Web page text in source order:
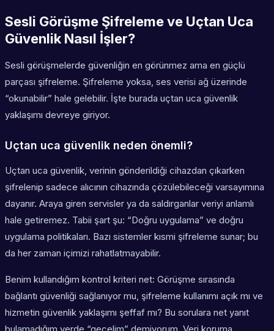
Sesli Görüşme Şifreleme ve Uçtan Uca
Güvenlik Nasıl İşler?
Sesli görüşmelerde güvenliğin en görünmez ama en güçlü
parçası şifreleme. Şifreleme yoksa, ses verisi ağ üzerinde
“okunabilir” hale gelebilir. İşte burada uçtan uca güvenlik
yaklaşımı devreye giriyor.
Uçtan uca güvenlik neden önemli?
Uçtan uca güvenlik, verinin gönderildiği cihazdan çıkarken
şifrelenip sadece alıcının cihazında çözülebileceği varsayımına
dayanır. Araya giren servisler ya da saldırganlar veriyi anlamlı
hale getiremez. Tabii şart şu: “Doğru uygulama” ve doğru
uygulama politikaları. Bazı sistemler kısmi şifreleme sunar; bu
da her zaman içimizi rahatlatmayabilir.
Benim kullandığım kontrol kriteri net: Görüşme sırasında
bağlantı güvenliği sağlanıyor mu, şifreleme kullanımı açık mı ve
hizmetin güvenlik yaklaşımı şeffaf mı? Bu sorulara net yanıt